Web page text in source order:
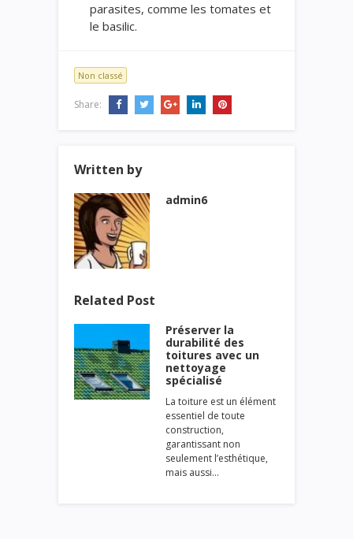
parasites, comme les tomates et
le basilic.
Non classé
Share:
Written by
admin6
Related Post
Préserver la
durabilité des
toitures avec un
nettoyage
spécialisé
La toiture est un élément
essentiel de toute
construction,
garantissant non
seulement l’esthétique,
mais aussi…